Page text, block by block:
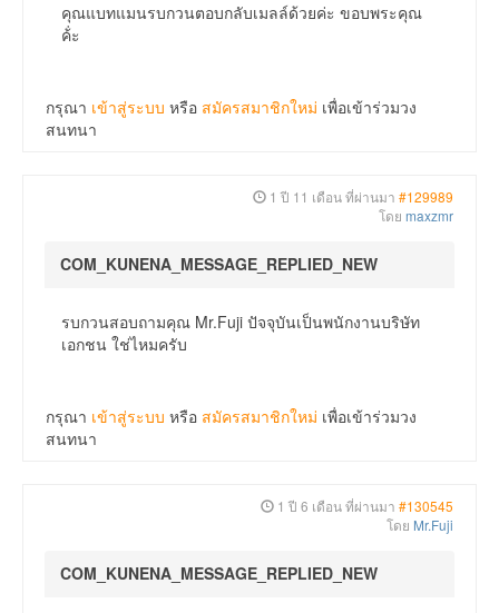
คุณแบทแมนรบกวนตอบกลับเมลล์ด้วยค่ะ ขอบพระคุณ
ค้่ะ
กรุณา เข้าสู่ระบบ หรือ สมัครสมาชิกใหม่ เพื่อเข้าร่วมวง
สนทนา
1 ปี 11 เดือน ที่ผ่านมา #129989
โดย maxzmr
COM_KUNENA_MESSAGE_REPLIED_NEW
รบกวนสอบถามคุณ Mr.Fuji ปัจจุบันเป็นพนักงานบริษัท
เอกชน ใช่ไหมครับ
กรุณา เข้าสู่ระบบ หรือ สมัครสมาชิกใหม่ เพื่อเข้าร่วมวง
สนทนา
1 ปี 6 เดือน ที่ผ่านมา #130545
โดย Mr.Fuji
COM_KUNENA_MESSAGE_REPLIED_NEW